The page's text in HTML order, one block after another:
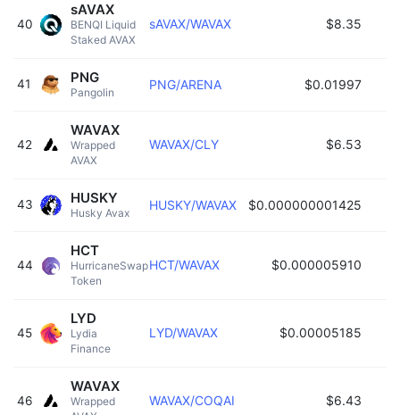
40
BENQI Liquid
Staked AVAX
sAVAX
sAVAX/WAVAX $8.35
41
Pangolin
PNG PNG/ARENA $0.01997
42
Wrapped
AVAX
WAVAX
WAVAX/CLY $6.53
43
Husky Avax
HUSKY HUSKY/WAVAX $0.000000001425
44
HurricaneSwap
Token
HCT
HCT/WAVAX $0.000005910
45
Lydia
Finance
LYD
LYD/WAVAX $0.00005185
46
Wrapped
WAVAX
WAVAX/COQAI $6.43